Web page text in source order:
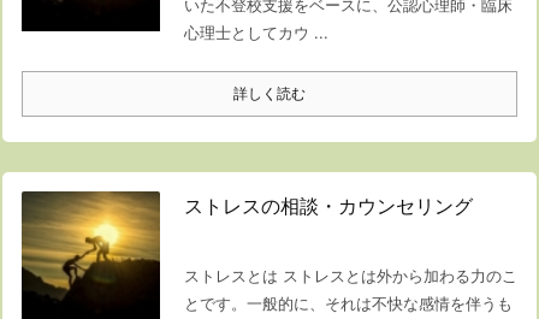
いた不登校支援をベースに、公認心理師・臨床
心理士としてカウ ...
詳しく読む
ストレスの相談・カウンセリング
ストレスとは ストレスとは外から加わる力のこ
とです。一般的に、それは不快な感情を伴うも